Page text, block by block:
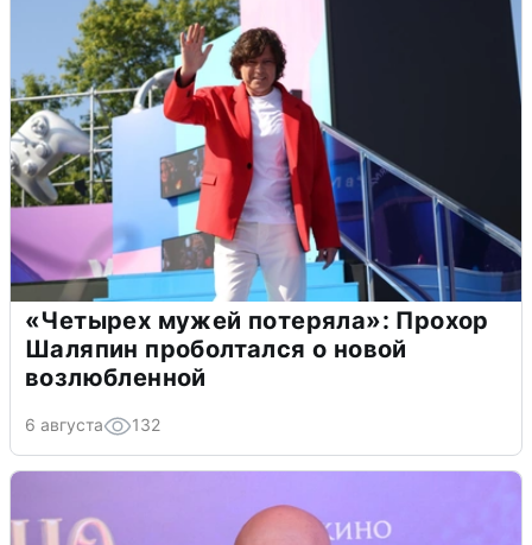
«Четырех мужей потеряла»: Прохор
Шаляпин проболтался о новой
возлюбленной
6 августа 132